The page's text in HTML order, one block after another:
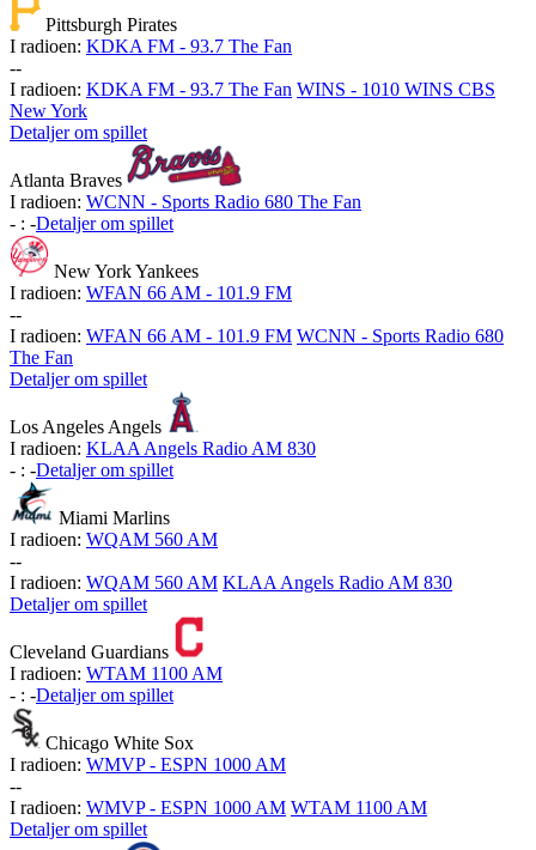
Pittsburgh Pirates
I radioen: KDKA FM - 93.7 The Fan
--
I radioen: KDKA FM - 93.7 The Fan WINS - 1010 WINS CBS
New York
Detaljer om spillet
Atlanta Braves
I radioen: WCNN - Sports Radio 680 The Fan
- : -Detaljer om spillet
New York Yankees
I radioen: WFAN 66 AM - 101.9 FM
--
I radioen: WFAN 66 AM - 101.9 FM WCNN - Sports Radio 680
The Fan
Detaljer om spillet
Los Angeles Angels
I radioen: KLAA Angels Radio AM 830
- : -Detaljer om spillet
Miami Marlins
I radioen: WQAM 560 AM
--
I radioen: WQAM 560 AM KLAA Angels Radio AM 830
Detaljer om spillet
Cleveland Guardians
I radioen: WTAM 1100 AM
- : -Detaljer om spillet
Chicago White Sox
I radioen: WMVP - ESPN 1000 AM
--
I radioen: WMVP - ESPN 1000 AM WTAM 1100 AM
Detaljer om spillet